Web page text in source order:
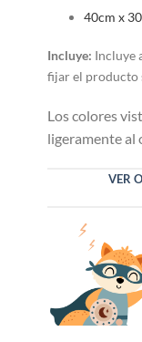
40cm x
Incluye: Incluye
fijar el producto
Los colores
ligeramente al
VER